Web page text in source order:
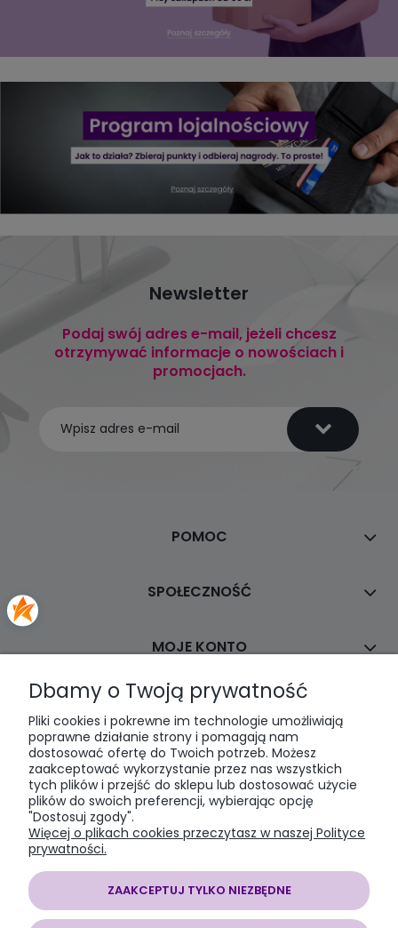
Newsletter
Podaj swój adres e-mail, jeżeli chcesz
otrzymywać informacje o nowościach i
promocjach.
POMOC
SPOŁECZNOŚĆ
MOJE KONTO
PŁATNOŚCI I DOSTAWA
INFORMACJE
O NAS
SOMAP sklep modelarski| al. Jana Pawła II 28, 43-100 Tychy, woj.
śląskie | E-mail:somapsklep@somap.plTel.:501597594| NIP:
Dbamy o Twoją prywatność
Pliki cookies i pokrewne im technologie umożliwiają
poprawne działanie strony i pomagają nam
dostosować ofertę do Twoich potrzeb. Możesz
zaakceptować wykorzystanie przez nas wszystkich
tych plików i przejść do sklepu lub dostosować użycie
plików do swoich preferencji, wybierając opcję
"Dostosuj zgody".
Więcej o plikach cookies przeczytasz w naszej Polityce
prywatności.
ZAAKCEPTUJ TYLKO NIEZBĘDNE